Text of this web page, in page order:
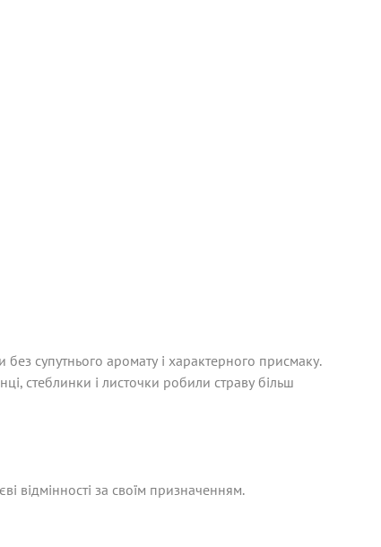
супутнього аромату і характерного присмаку.
стеблинки і листочки робили страву більш
відмінності за своїм призначенням.